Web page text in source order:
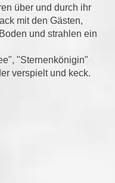
über und durch ihr
mit den Gästen,
und strahlen ein
"Sternenkönigin"
verspielt und keck.